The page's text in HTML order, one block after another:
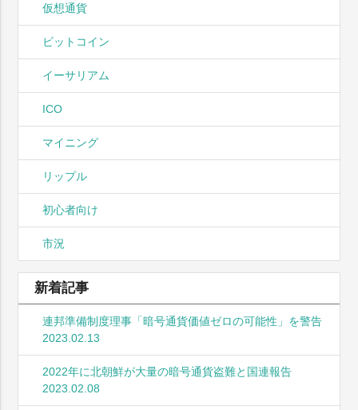
仮想通貨
ビットコイン
イーサリアム
ICO
マイニング
リップル
初心者向け
市況
新着記事
連邦準備制度理事「暗号通貨価値ゼロの可能性」を警告
2023.02.13
2022年に北朝鮮が大量の暗号通貨盗難と国連報告
2023.02.08